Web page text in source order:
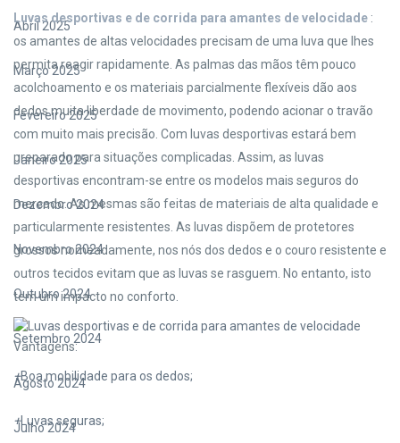
Luvas desportivas e de corrida para amantes de velocidade :
os amantes de altas velocidades precisam de uma luva que lhes
permita reagir rapidamente. As palmas das mãos têm pouco
acolchoamento e os materiais parcialmente flexíveis dão aos
dedos muita liberdade de movimento, podendo acionar o travão
com muito mais precisão. Com luvas desportivas estará bem
preparado para situações complicadas. Assim, as luvas
desportivas encontram-se entre os modelos mais seguros do
mercado. As mesmas são feitas de materiais de alta qualidade e
particularmente resistentes. As luvas dispõem de protetores
grossos nomeadamente, nos nós dos dedos e o couro resistente e
outros tecidos evitam que as luvas se rasguem. No entanto, isto
tem um impacto no conforto.
Vantagens:
+Boa mobilidade para os dedos;
+Luvas seguras;
Abril 2025
Março 2025
Fevereiro 2025
Janeiro 2025
Dezembro 2024
Novembro 2024
Outubro 2024
Setembro 2024
Agosto 2024
Julho 2024